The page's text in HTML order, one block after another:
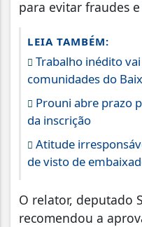
para evitar fraudes
LEIA TAMBÉM:
Trabalho inédito
comunidades do
Prouni abre prazo
da inscrição
Atitude
de visto de
O relator, deputado
recomendou a